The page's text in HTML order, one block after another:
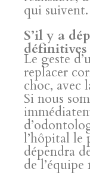
qui suivent.
S’il y a
définitives
Le geste
replacer
choc, avec
Si nous
l’hôpital le
dépendra
de l’équipe